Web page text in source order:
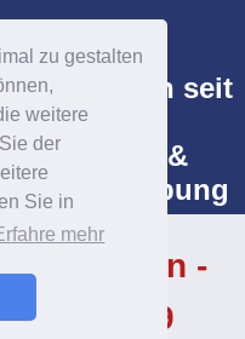
zu gestalten
weitere
der
Sie in
mehr
Herten seit
&
und Umgebung
Aachen -
50 17 79